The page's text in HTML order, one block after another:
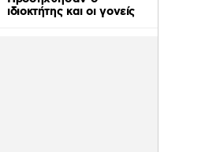
ιδιοκτήτης και οι γονείς